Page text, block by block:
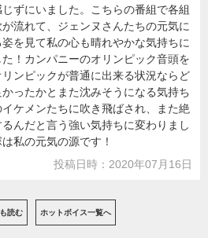
ずにいました。こちらの番組で各組
流れて、ジェンヌさんたちの元気に
を見て私の心も晴れやかな気持ちに
た！カンパニーのオリンピック音頭を
リンピックが普通に出来る状況ならど
かったかとまた沈みそうになる気持ち
ケメンたちに吹き飛ばされ、また絶
んだと言う強い気持ちに変わりまし
私の元気の源です！
投稿日時：2020年07月16日
読む ホットボイス一覧へ